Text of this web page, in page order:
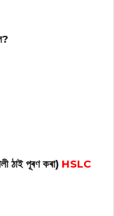
ঠাই পূৰণ কৰা) HSLC